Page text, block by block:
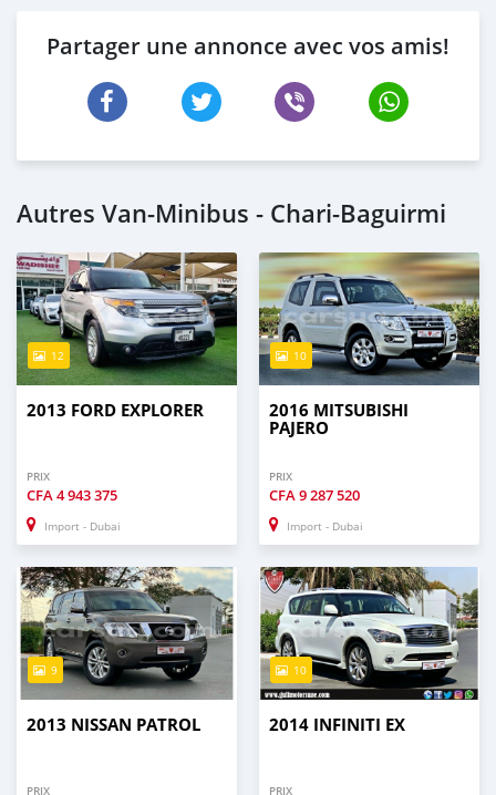
Partager une annonce avec vos amis!
Autres Van‒Minibus - Chari-Baguirmi
12
2013 FORD EXPLORER
PRIX
CFA4 943 375
Import - Dubai
10
2016 MITSUBISHI
PAJERO
PRIX
CFA9 287 520
Import - Dubai
9
2013 NISSAN PATROL
PRIX
10
2014 INFINITI EX
PRIX